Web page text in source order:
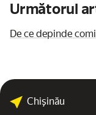
Următorul
De ce depinde
Chişinău